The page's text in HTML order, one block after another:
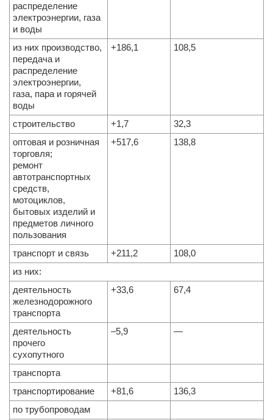
распределение
электроэнергии, газа
и воды
из них производство,
передача и
распределение
электроэнергии,
газа, пара и горячей
воды
+186,1 108,5
строительство +1,7
32,3
оптовая и розничная
торговля;
ремонт
автотранспортных
средств,
мотоциклов,
бытовых изделий и
предметов личного
пользования
+517,6 138,8
транспорт и связь +211,2
108,0
из них:
деятельность
железнодорожного
транспорта
+33,6 67,4
деятельность
прочего
сухопутного
–5,9 —
транспорта
транспортирование
+81,6
136,3
по трубопроводам